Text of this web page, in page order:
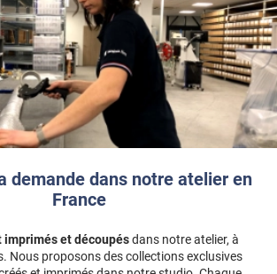
demande dans notre atelier en
France
imprimés et découpésdans notre atelier, à
Nous proposons des collections exclusives